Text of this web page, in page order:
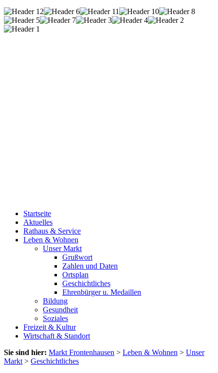
Startseite
Aktuelles
Rathaus & Service
Leben & Wohnen
Unser Markt
Grußwort
Zahlen und Daten
Ortsplan
Geschichtliches
Ehrenbürger u. Medaillen
Bildung
Gesundheit
Soziales
Freizeit & Kultur
Wirtschaft & Standort
Sie sind hier: Markt Frontenhausen > Leben & Wohnen > Unser
Markt > Geschichtliches